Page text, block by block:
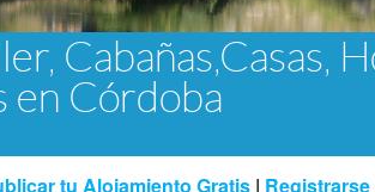
Cabañas,Casas,
en Córdoba
tu Alojamiento Gratis| Registrarse